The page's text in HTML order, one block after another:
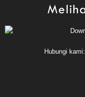
Hubungi kami: